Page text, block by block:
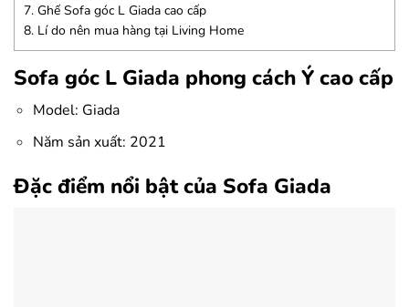
7. Ghế Sofa góc L Giada cao cấp
8. Lí do nên mua hàng tại Living Home
Sofa góc L Giada phong cách Ý cao cấp
Model: Giada
Năm sản xuất: 2021
Đặc điểm nổi bật của Sofa Giada